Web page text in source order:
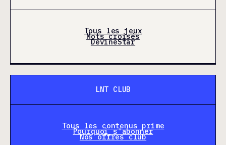
Tous les jeux
Mots croisés
DevineStar
LNT CLUB
Tous les contenus prime
Pourquoi s'abonner
Nos offres club